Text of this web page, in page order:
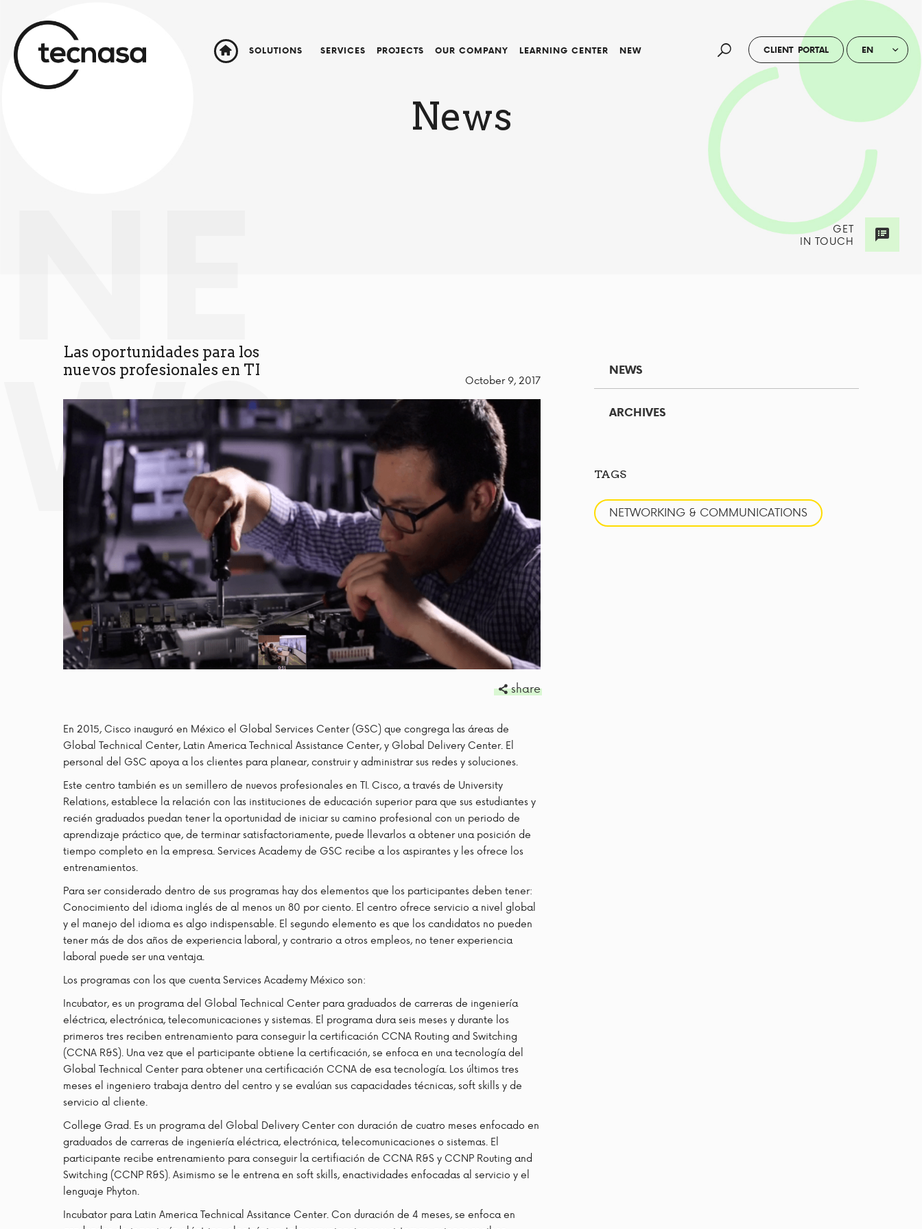
CLIENT PORTAL EN
SOLUTIONS SERVICES PROJECTS OUR COMPANY LEARNING CENTER NEW
NE
WS
News
GET
IN TOUCH
Las oportunidades para los
nuevos profesionales en TI
October 9, 2017
share
En 2015, Cisco inauguró en México el Global Services Center (GSC) que congrega las áreas de
Global Technical Center, Latin America Technical Assistance Center, y Global Delivery Center. El
personal del GSC apoya a los clientes para planear, construir y administrar sus redes y soluciones.
Este centro también es un semillero de nuevos profesionales en TI. Cisco, a través de University
Relations, establece la relación con las instituciones de educación superior para que sus estudiantes y
recién graduados puedan tener la oportunidad de iniciar su camino profesional con un periodo de
aprendizaje práctico que, de terminar satisfactoriamente, puede llevarlos a obtener una posición de
tiempo completo en la empresa. Services Academy de GSC recibe a los aspirantes y les ofrece los
entrenamientos.
Para ser considerado dentro de sus programas hay dos elementos que los participantes deben tener:
Conocimiento del idioma inglés de al menos un 80 por ciento. El centro ofrece servicio a nivel global
y el manejo del idioma es algo indispensable. El segundo elemento es que los candidatos no pueden
tener más de dos años de experiencia laboral, y contrario a otros empleos, no tener experiencia
laboral puede ser una ventaja.
Los programas con los que cuenta Services Academy México son:
Incubator, es un programa del Global Technical Center para graduados de carreras de ingeniería
eléctrica, electrónica, telecomunicaciones y sistemas. El programa dura seis meses y durante los
primeros tres reciben entrenamiento para conseguir la certificación CCNA Routing and Switching
(CCNA R&S). Una vez que el participante obtiene la certificación, se enfoca en una tecnología del
Global Technical Center para obtener una certificación CCNA de esa tecnología. Los últimos tres
meses el ingeniero trabaja dentro del centro y se evalúan sus capacidades técnicas, soft skills y de
servicio al cliente.
College Grad. Es un programa del Global Delivery Center con duración de cuatro meses enfocado en
graduados de carreras de ingeniería eléctrica, electrónica, telecomunicaciones o sistemas. El
participante recibe entrenamiento para conseguir la certifiación de CCNA R&S y CCNP Routing and
Switching (CCNP R&S). Asimismo se le entrena en soft skills, enactividades enfocadas al servicio y el
lenguaje Phyton.
Incubator para Latin America Technical Assitance Center. Con duración de 4 meses, se enfoca en
NEWS
ARCHIVES
TAGS
NETWORKING & COMMUNICATIONS